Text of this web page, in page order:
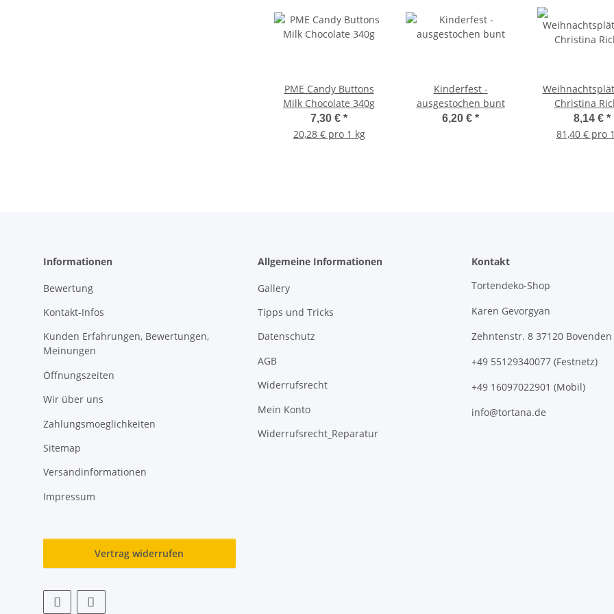
PME Candy Buttons
Milk Chocolate 340g
7,30 € *
20,28 € pro 1 kg
Kinderfest -
ausgestochen bunt
6,20 € *
Christina
8,14 € *
81,40 € pro
Informationen
Bewertung
Kontakt-Infos
Kunden Erfahrungen, Bewertungen,
Meinungen
Öffnungszeiten
Wir über uns
Zahlungsmoeglichkeiten
Sitemap
Versandinformationen
Impressum
Allgemeine Informationen
Gallery
Tipps und Tricks
Datenschutz
AGB
Widerrufsrecht
Mein Konto
Widerrufsrecht_Reparatur
Kontakt
Tortendeko-Shop
Karen Gevorgyan
Zehntenstr. 8 37120 Bovenden
+49 55129340077 (Festnetz)
+49 16097022901 (Mobil)
info@tortana.de
Vertrag widerrufen